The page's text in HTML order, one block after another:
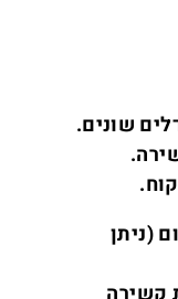
שונים.
(ניתן